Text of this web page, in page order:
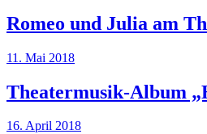
Romeo und Julia am
11. Mai 2018
Theatermusik-Album
16. April 2018